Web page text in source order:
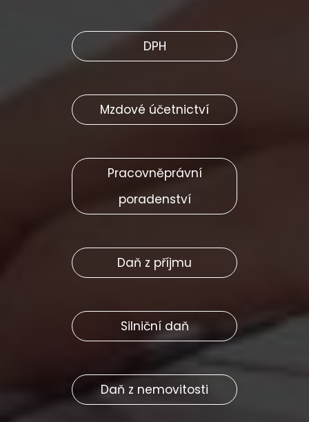
DPH
Mzdové účetnictví
Pracovněprávní
poradenství
Daň z příjmu
Silniční daň
Daň z nemovitosti